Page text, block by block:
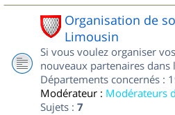
Organisation de
Limousin
Si vous voulez organiser
nouveaux partenaires dans
Départements concernés :
Modérateur : Modérateurs
Sujets : 7